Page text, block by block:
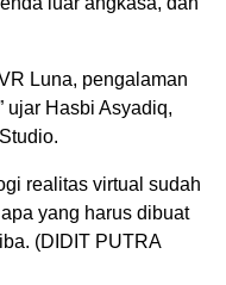
Luna, pengalaman
ujar Hasbi Asyadiq,
realitas virtual sudah
yang harus dibuat
(DIDIT PUTRA